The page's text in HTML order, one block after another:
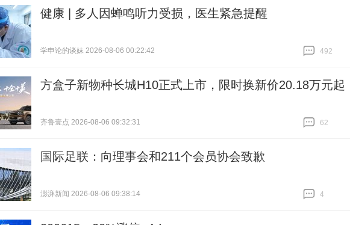
健康 | 多人因蝉鸣听力受损，医生紧急提醒
学申论的谈妹 2026-08-06 00:22:42
492
方盒子新物种长城H10正式上市，限时换新价20.18万元起
齐鲁壹点 2026-08-06 09:32:31
62
国际足联：向理事会和211个会员协会致歉
澎湃新闻 2026-08-06 09:38:14
4